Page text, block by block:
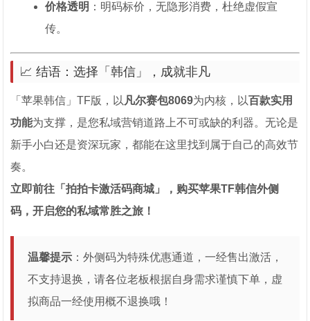
价格透明 ：明码标价，无隐形消费，杜绝虚假宣
传。
📈 结语：选择「韩信」，成就非凡
「苹果韩信」TF版，以 凡尔赛包8069为内核，以百款实用
功能为支撑，是您私域营销道路上不可或缺的利器。无论是
新手小白还是资深玩家，都能在这里找到属于自己的高效节
奏。
立即前往「拍拍卡激活码商城」，购买苹果TF韩信外侧
码，开启您的私域常胜之旅！
温馨提示 ：外侧码为特殊优惠通道，一经售出激活，
不支持退换，请各位老板根据自身需求谨慎下单，虚
拟商品一经使用概不退换哦！